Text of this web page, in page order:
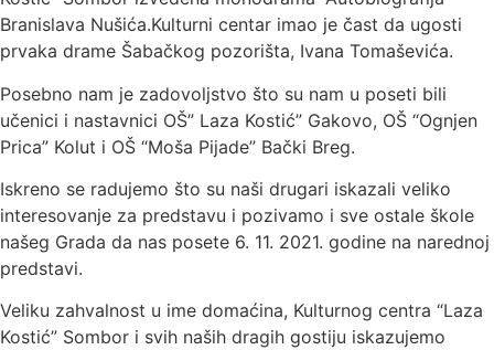
Branislava Nušića.Kulturni centar imao je čast da ugosti
prvaka drame Šabačkog pozorišta, Ivana Tomaševića.
Posebno nam je zadovoljstvo što su nam u poseti bili
učenici i nastavnici OŠ” Laza Kostić” Gakovo, OŠ “Ognjen
Prica” Kolut i OŠ “Moša Pijade” Bački Breg.
Iskreno se radujemo što su naši drugari iskazali veliko
interesovanje za predstavu i pozivamo i sve ostale škole
našeg Grada da nas posete 6. 11. 2021. godine na narednoj
predstavi.
Veliku zahvalnost u ime domaćina, Kulturnog centra “Laza
Kostić” Sombor i svih naših dragih gostiju iskazujemo